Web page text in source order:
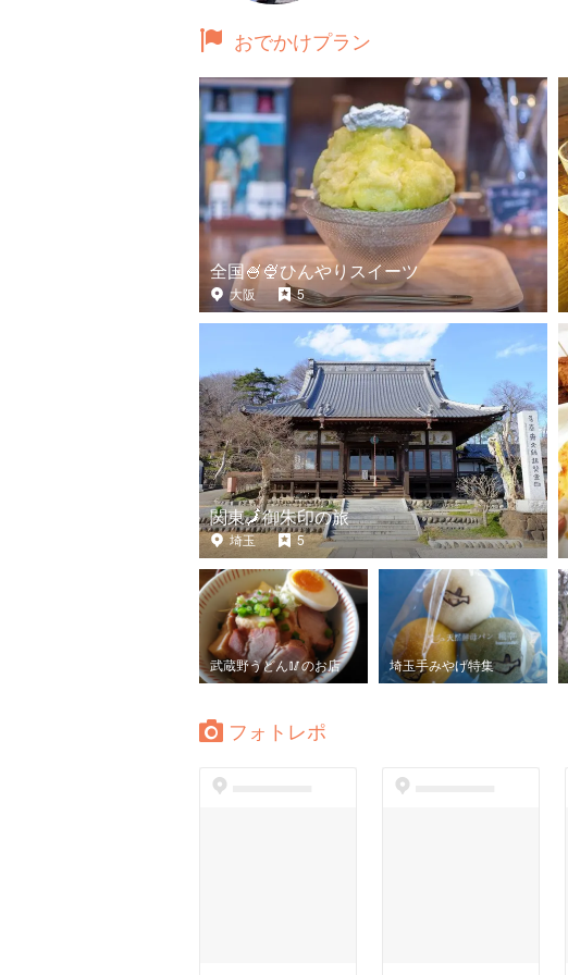
おでかけプラン
全国🍧🍨ひんやりスイーツ
大阪 5
関東🗾御朱印の旅
埼玉 5
武蔵野うどん🥢のお店 埼玉手みやげ特集
フォトレポ